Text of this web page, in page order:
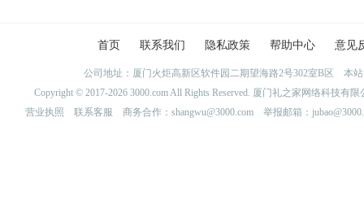
首页 联系我们 隐私政策 帮助中心 意见
公司地址：厦门火炬高新区软件园二期望海路2号302室B区 本
Copyright © 2017-2026 3000.com All Rights Reserved. 厦门礼之家网络科技
营业执照
联系客服 商务合作：shangwu@3000.com 举报邮箱：